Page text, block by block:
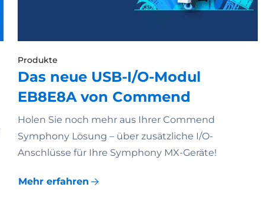
Produkte
Das neue USB-I/O-Modul
EB8E8A von Commend
Holen Sie noch mehr aus Ihrer Commend
Symphony Lösung – über zusätzliche I/O-
Anschlüsse für Ihre Symphony MX-Geräte!
Mehr erfahren